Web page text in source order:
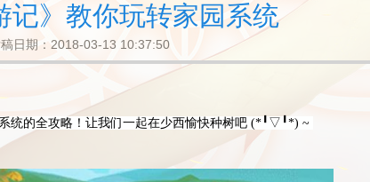
记》教你玩转家园系统
日期：2018-03-13 10:37:50
统的全攻略！让我们一起在少西愉快种树吧 (* ╹ ▽ ╹*) ~